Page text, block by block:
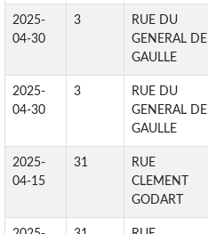
2025-
04-30
3
RUE DU
GENERAL DE
GAULLE
2025-
04-30
3
RUE DU
GENERAL DE
GAULLE
2025-
04-15
31
RUE
CLEMENT
GODART